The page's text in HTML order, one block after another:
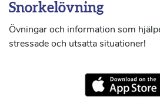
Snorkelövning
Övningar och information som
stressade och utsatta situationer!